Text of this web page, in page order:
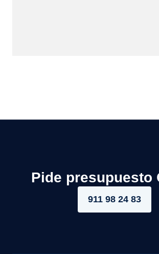
Pide presupuesto
911 98 24 83